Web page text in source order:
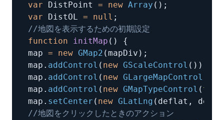
var DistPoint = new Array ( ) ;
var DistOL = null ;
//地図を表示するための初期設定
function
initMap ( )
{
map = new GMap2 (mapDiv ) ;
map . addControl ( new GScaleControl ( ) )
map . addControl ( new GLargeMapControl
map . addControl ( new GMapTypeControl ( true
map . setCenter ( new GLatLng ( deflat ,
//地図をクリックしたときのアクション